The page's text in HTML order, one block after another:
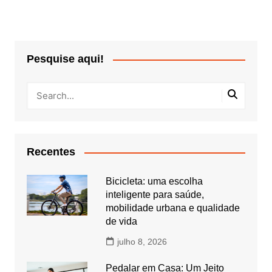
Pesquise aqui!
Recentes
Bicicleta: uma escolha
inteligente para saúde,
mobilidade urbana e qualidade
de vida
julho 8, 2026
Pedalar em Casa: Um Jeito